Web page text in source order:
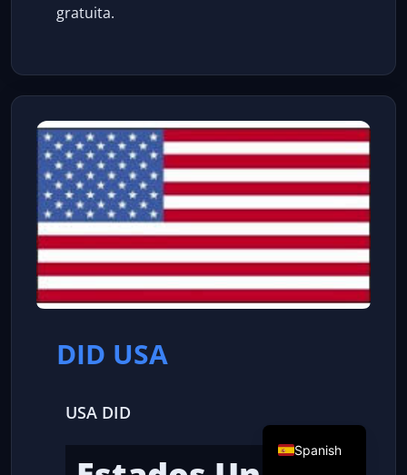
gratuita.
DID USA
USA DID
Spanish